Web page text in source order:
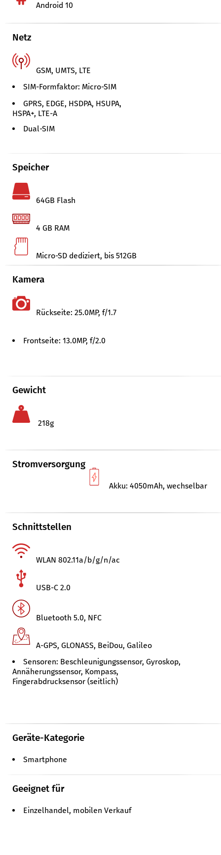
Android 10
Netz
GSM, UMTS, LTE
SIM-Formfaktor: Micro-SIM
GPRS, EDGE, HSDPA, HSUPA,
HSPA+, LTE-A
Dual-SIM
Speicher
64GB Flash
4 GB RAM
Micro-SD dediziert, bis 512GB
Kamera
Rückseite: 25.0MP, f/​1.7
Frontseite: 13.0MP, f/​2.0
Gewicht
218g
Stromversorgung
Akku: 4050mAh, wechselbar
Schnittstellen
WLAN 802.11a/b/g/n/ac
USB-C 2.0
Bluetooth 5.0, NFC
A-GPS, GLONASS, BeiDou, Galileo
Sensoren: Beschleunigungssensor, Gyroskop,
Annäherungssensor, Kompass,
Fingerabdrucksensor (seitlich)
Geräte-Kategorie
Smartphone
Geeignet für
Einzelhandel, mobilen Verkauf